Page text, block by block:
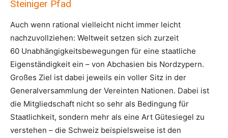
Steiniger Pfad
Auch wenn rational vielleicht nicht immer leicht
nachzuvollziehen: Weltweit setzen sich zurzeit
60 Unabhängigkeitsbewegungen für eine staatliche
Eigenständigkeit ein – von Abchasien bis Nordzypern.
Großes Ziel ist dabei jeweils ein voller Sitz in der
Generalversammlung der Vereinten Nationen. Dabei ist
die Mitgliedschaft nicht so sehr als Bedingung für
Staatlichkeit, sondern mehr als eine Art Gütesiegel zu
verstehen – die Schweiz beispielsweise ist den